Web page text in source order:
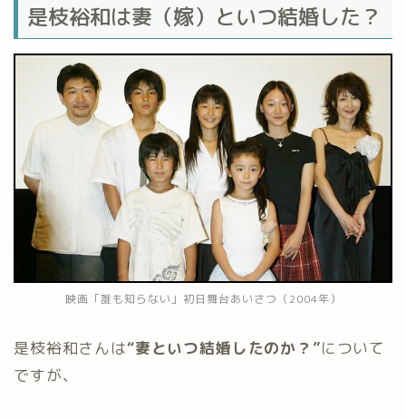
是枝裕和は妻（嫁）といつ結婚した？
映画「誰も知らない」初日舞台あいさつ（2004年）
是枝裕和さんは“妻といつ結婚したのか？”について
ですが、